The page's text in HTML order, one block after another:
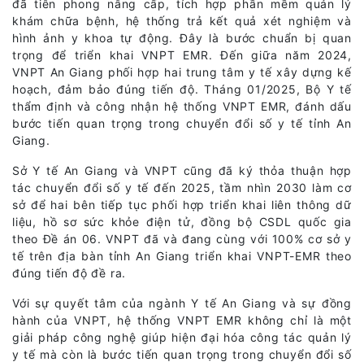
đã tiên phong nâng cấp, tích hợp phần mềm quản lý
khám chữa bệnh, hệ thống trả kết quả xét nghiệm và
hình ảnh y khoa tự động. Đây là bước chuẩn bị quan
trọng để triển khai VNPT EMR. Đến giữa năm 2024,
VNPT An Giang phối hợp hai trung tâm y tế xây dựng kế
hoạch, đảm bảo đúng tiến độ. Tháng 01/2025, Bộ Y tế
thẩm định và công nhận hệ thống VNPT EMR, đánh dấu
bước tiến quan trọng trong chuyển đổi số y tế tỉnh An
Giang.
Sở Y tế An Giang và VNPT cũng đã ký thỏa thuận hợp
tác chuyển đổi số y tế đến 2025, tầm nhìn 2030 làm cơ
sở để hai bên tiếp tục phối hợp triển khai liên thông dữ
liệu, hồ sơ sức khỏe điện tử, đồng bộ CSDL quốc gia
theo Đề án 06. VNPT đã và đang cùng với 100% cơ sở y
tế trên địa bàn tỉnh An Giang triển khai VNPT-EMR theo
đúng tiến độ đề ra.
Với sự quyết tâm của ngành Y tế An Giang và sự đồng
hành của VNPT, hệ thống VNPT EMR không chỉ là một
giải pháp công nghệ giúp hiện đại hóa công tác quản lý
y tế mà còn là bước tiến quan trọng trong chuyển đổi số